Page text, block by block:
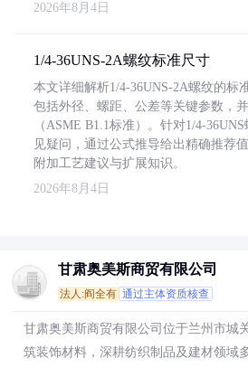
2026年8月4日
1/4-36UNS-2A螺纹标准尺寸
本文详细解析1/4-36UNS-2A螺纹的标
包括外径、螺距、公差等关键参数，
（ASME B1.1标准）。针对1/4-
见疑问，通过公式推导给出精确推荐
附加工艺建议与扩展知识。
2026年8月4日
甘肃奥美斯商贸有限公司
法人:阎全有 通过主体资质核查
甘肃奥美斯商贸有限公司位于兰州市城
筑装饰材料，深耕纺织制品及建材领域